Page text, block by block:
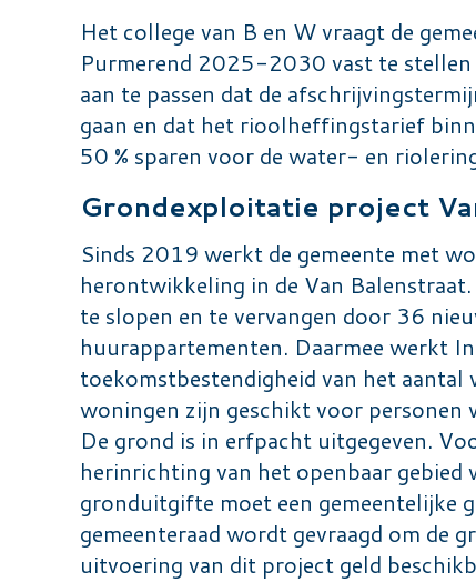
Het college van B en W vraagt de
Purmerend 2025-2030 vast te stellen
aan te passen dat de
gaan en dat het rioolheffingstarief
50 % sparen voor de water- en
Grondexploitatie project
Sinds 2019 werkt de gemeente met
herontwikkeling in de Van
te slopen en te vervangen door 36
huurappartementen. Daarmee werkt
toekomstbestendigheid van het
woningen zijn geschikt voor personen
De grond is in erfpacht uitgegeven.
herinrichting van het openbaar
gronduitgifte moet een gemeentelijke
gemeenteraad wordt gevraagd om de
uitvoering van dit project geld